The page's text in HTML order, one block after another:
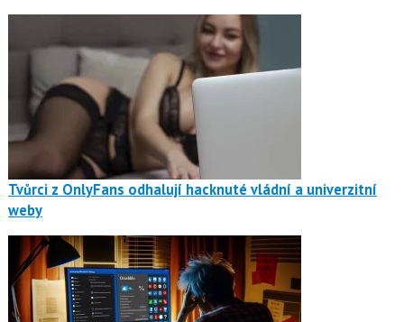
Tvůrci z OnlyFans odhalují hacknuté vládní a univerzitní
weby